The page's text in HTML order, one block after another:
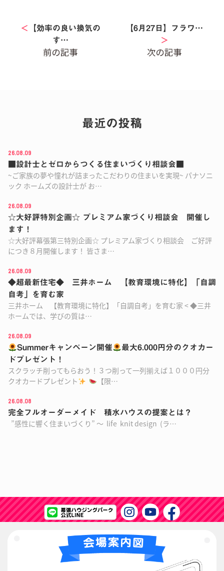
＜
【効率の良い換気の
す…
【6月27日】フラワ…
＞
最近の投稿
26.08.09
■設計士とゼロからつくる住まいづくり相談会■
~ご家族の夢や憧れが詰まったこだわりの住まいを実現~ パナソニ
ック ホームズの設計士が お…
26.08.09
☆大好評特別企画☆ プレミアム家づくり相談会 開催し
ます！
☆大好評幕張第三特別企画☆ プレミアム家づくり相談会 ご好評
につき８月開催します！ 皆さま…
26.08.09
◆超最新住宅◆ 三井ホーム 【教育環境に特化】「自調
自考」を育む家
三井ホーム 【教育環境に特化】「自調自考」を育む家 < ◆三井
ホームでは、学びの質は…
26.08.09
Summerキャンペーン開催
最大6.000円分のクオカー
ドプレゼント！
スクラッチ削ってもらおう！３つ削って一列揃えば１０００円分
クオカードプレゼント
【限…
26.08.08
完全フルオーダーメイド 積水ハウスの提案とは？
”感性に響く住まいづくり” ～ life knit design (ラ…